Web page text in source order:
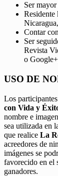
Ser mayor
Residente
Contar
Ser
Revista
o
USO DE
Los
con Vida y
nombre e
sea utilizada en
que realice La
acreedores de
imágenes se
favorecido en el
ganadores.